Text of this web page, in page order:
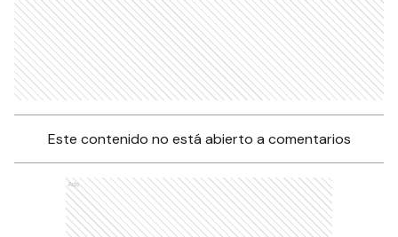
Este contenido no está abierto a comentarios
Ads